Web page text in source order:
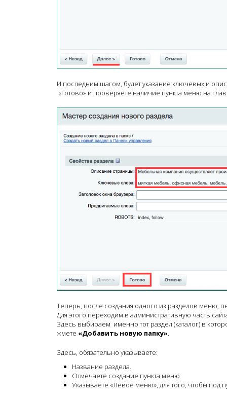
И последним шагом, будет указание ключевых и
«Готово» и проверяете наличие пункта меню на
Теперь, после создания одного из разделов меню,
Для этого переходим в административную часть
Здесь выбираем именно тот раздел (каталог) в
жмете «Добавить новую папку».
Здесь, обязательно указываете:
Название раздела.
Отмечаете создание пункта меню
Указываете «Левое меню», для того, чтобы под